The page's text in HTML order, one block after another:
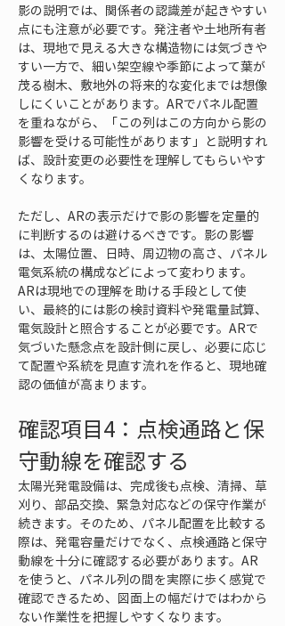
影の説明では、関係者の認識差が起きやすい
点にも注意が必要です。発注者や土地所有者
は、現地で見える大きな構造物には気づきや
すい一方で、細い架空線や季節によって葉が
茂る樹木、敷地外の将来的な変化までは想像
しにくいことがあります。ARでパネル配置
を重ねながら、「この列はこの方向から影の
影響を受ける可能性があります」と説明すれ
ば、設計変更の必要性を理解してもらいやす
くなります。
ただし、ARの表示だけで影の影響を定量的
に判断するのは避けるべきです。影の影響
は、太陽位置、日時、周辺物の高さ、パネル
電気系統の構成などによって変わります。
ARは現地での理解を助ける手段として使
い、最終的には影の検討資料や発電量試算、
電気設計と照合することが必要です。ARで
気づいた懸念点を設計側に戻し、必要に応じ
て配置や系統を見直す流れを作ると、現地確
認の価値が高まります。
確認項目4：点検通路と保
守動線を確認する
太陽光発電設備は、完成後も点検、清掃、草
刈り、部品交換、緊急対応などの保守作業が
続きます。そのため、パネル配置を比較する
際は、発電容量だけでなく、点検通路と保守
動線を十分に確認する必要があります。AR
を使うと、パネル列の間を実際に歩く感覚で
確認できるため、図面上の幅だけではわから
ない作業性を把握しやすくなります。